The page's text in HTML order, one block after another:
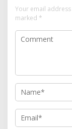
Your email
marked *